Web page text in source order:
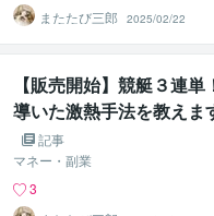
またたび三郎
2025/02/22
【販売開始】競艇３連
導いた激熱手法を教えま
記事
マネー・副業
3